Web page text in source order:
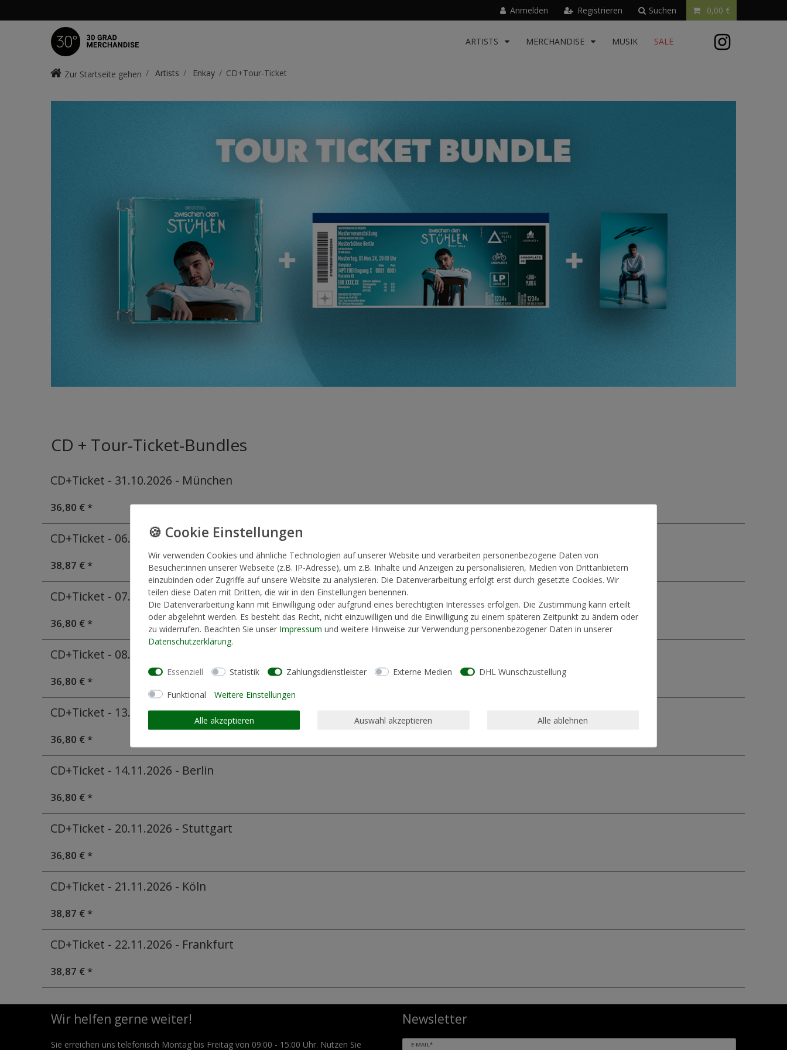
Anmelden Registrieren Suchen 0,00 €
ARTISTS MERCHANDISE MUSIK SALE
Zur Startseite gehen Artists Enkay CD+Tour-Ticket
CD + Tour-Ticket-Bundles
CD+Ticket - 31.10.2026 - München
36,80 € *
CD+Ticket - 06.11.2026 - Hamburg
38,87 € *
CD+Ticket - 07.11.2026 - Hannover
36,80 € *
CD+Ticket - 08.11.2026 - Münster
36,80 € *
CD+Ticket - 13.11.2026 - Dresden
36,80 € *
CD+Ticket - 14.11.2026 - Berlin
36,80 € *
CD+Ticket - 20.11.2026 - Stuttgart
36,80 € *
CD+Ticket - 21.11.2026 - Köln
38,87 € *
CD+Ticket - 22.11.2026 - Frankfurt
38,87 € *
Wir helfen gerne weiter!
Sie erreichen uns telefonisch Montag bis Freitag von 09:00 - 15:00 Uhr. Nutzen Sie
Newsletter
E-MAIL*
Wir verwenden Cookies und ähnliche Technologien auf unserer Website und verarbeiten personenbezogene Daten von
Besucher:innen unserer Webseite (z.B. IP-Adresse), um z.B. Inhalte und Anzeigen zu personalisieren, Medien von Drittanbietern
einzubinden oder Zugriffe auf unsere Website zu analysieren. Die Datenverarbeitung erfolgt erst durch gesetzte Cookies. Wir
teilen diese Daten mit Dritten, die wir in den Einstellungen benennen.
Die Datenverarbeitung kann mit Einwilligung oder aufgrund eines berechtigten Interesses erfolgen. Die Zustimmung kann erteilt
oder abgelehnt werden. Es besteht das Recht, nicht einzuwilligen und die Einwilligung zu einem späteren Zeitpunkt zu ändern oder
zu widerrufen. Beachten Sie unser Impressum und weitere Hinweise zur Verwendung personenbezogener Daten in unserer
Daten­schutz­erklärung.
Essenziell Statistik Zahlungsdienstleister Externe Medien DHL Wunschzustellung
Funktional Weitere Einstellungen
Alle akzeptieren Auswahl akzeptieren Alle ablehnen